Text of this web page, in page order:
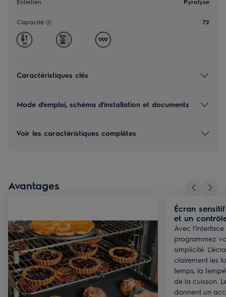
Capacité (l) 72
Caractéristiques clés
Mode d'emploi, schéma d'installation et documents
Voir les caractéristiques complètes
Avantages
Écran
et un
Avec
programmez
simplicité.
clairement les
temps, la
de la cuisson.
donnent un